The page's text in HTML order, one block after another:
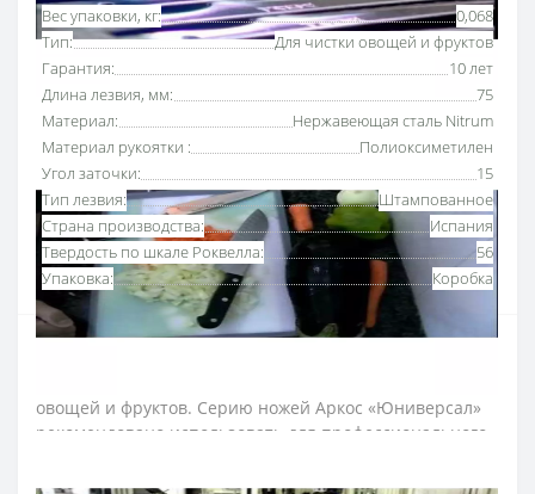
Вес упаковки, кг:
0,068
Тип:
Для чистки овощей и фруктов
Гарантия:
10 лет
Длина лезвия, мм:
75
Материал:
Нержавеющая сталь Nitrum
Материал рукоятки :
Полиоксиметилен
Угол заточки:
15
Тип лезвия:
Штампованное
Страна производства:
Испания
Твердость по шкале Роквелла:
56
Упаковка:
Коробка
овощей и фруктов. Серию ножей Аркос «Юниверсал»
рекомендовано использовать для профессионального